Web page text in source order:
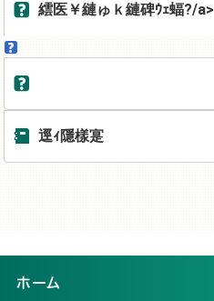
繧医￥縺ゅｋ縺碑ｳｪ蝠?/a>
逕ｨ隱樣寔
ホーム